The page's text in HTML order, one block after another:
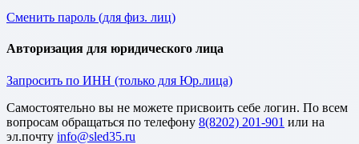
Сменить пароль (для физ. лиц)
Авторизация для юридического лица
Запросить по ИНН (только для Юр.лица)
Cамостоятельно вы не можете присвоить себе логин. По всем
вопросам обращаться по телефону 8(8202) 201-901 или на
эл.почту